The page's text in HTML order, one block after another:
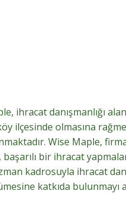
ihracat danışmanlığı
ilçesinde olmasına
Wise Maple,
bir ihracat
kadrosuyla ihracat
katkıda bulunmayı